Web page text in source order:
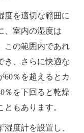
度を適切な範囲に
、室内の湿度は
この範囲内であれ
き、さらに快適な
60％を超えるとカ
％を下回ると乾燥
もあります。
度計を設置し、